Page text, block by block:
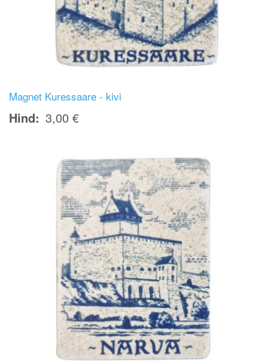
Magnet Kuressaare - kivi
Hind 3,00 €